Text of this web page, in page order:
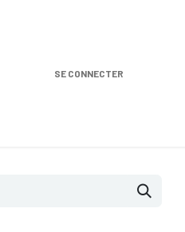
SE CONNECTER